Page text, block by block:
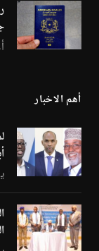
أهم الاخبار